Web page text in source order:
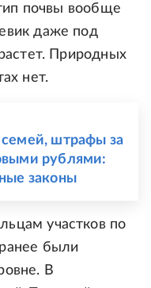
почвы вообще
даже под
Природных
нет.
штрафы за
рублями:
законы
участков по
были
В